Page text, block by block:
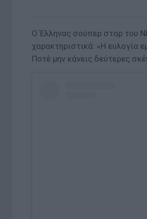
Ο Έλληνας σούπερ σταρ του
χαρακτηριστικά: «Η ευλογία
Ποτέ μην κάνεις δεύτερες